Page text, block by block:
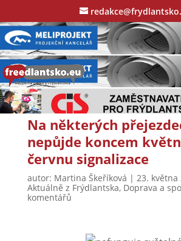
Na některých
nepůjde koncem
červnu signalizace
autor: Martina Škeříková | 23. května
Aktuálně z Frýdlantska, Doprava a
komentářů